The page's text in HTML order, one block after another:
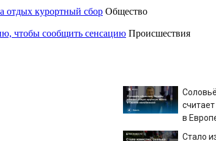
отдых курортный сбор Общество
чтобы сообщить сенсацию Происшествия
в
Стало